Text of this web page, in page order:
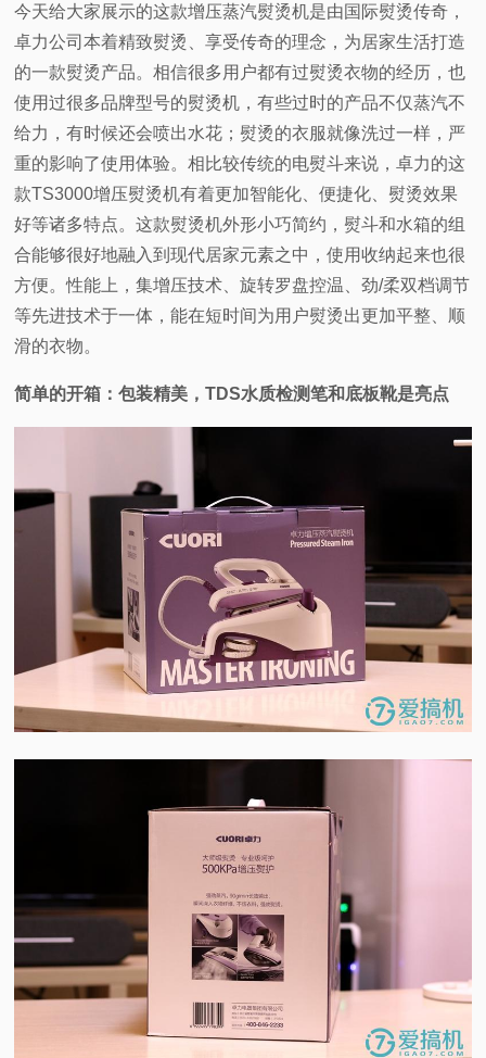
今天给大家展示的这款增压蒸汽熨烫机是由国际熨烫传奇，
卓力公司本着精致熨烫、享受传奇的理念，为居家生活打造
的一款熨烫产品。相信很多用户都有过熨烫衣物的经历，也
使用过很多品牌型号的熨烫机，有些过时的产品不仅蒸汽不
给力，有时候还会喷出水花；熨烫的衣服就像洗过一样，严
重的影响了使用体验。相比较传统的电熨斗来说，卓力的这
款TS3000增压熨烫机有着更加智能化、便捷化、熨烫效果
好等诸多特点。这款熨烫机外形小巧简约，熨斗和水箱的组
合能够很好地融入到现代居家元素之中，使用收纳起来也很
方便。性能上，集增压技术、旋转罗盘控温、劲/柔双档调节
等先进技术于一体，能在短时间为用户熨烫出更加平整、顺
滑的衣物。
简单的开箱：包装精美，TDS水质检测笔和底板靴是亮点